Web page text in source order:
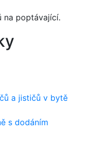
na poptávající.
a jističů v bytě
s dodáním